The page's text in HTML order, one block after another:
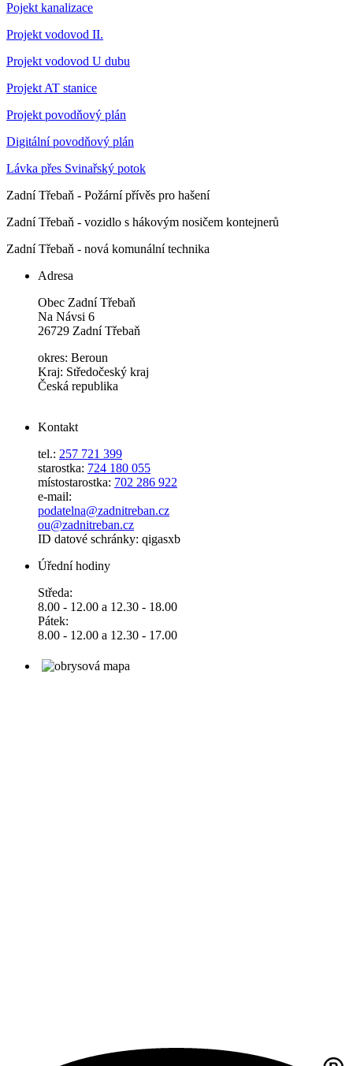
Pojekt kanalizace
Projekt vodovod II.
Projekt vodovod U dubu
Projekt AT stanice
Projekt povodňový plán
Digitální povodňový plán
Lávka přes Svinařský potok
Zadní Třebaň - Požární přívěs pro hašení
Zadní Třebaň - vozidlo s hákovým nosičem kontejnerů
Zadní Třebaň - nová komunální technika
Adresa
Obec Zadní Třebaň
Na Návsi 6
26729 Zadní Třebaň
okres: Beroun
Kraj: Středočeský kraj
Česká republika
Kontakt
tel.: 257 721 399
starostka: 724 180 055
místostarostka: 702 286 922
e-mail:
podatelna@zadnitreban.cz
ou@zadnitreban.cz
ID datové schránky: qigasxb
Úřední hodiny
Středa:
8.00 - 12.00 a 12.30 - 18.00
Pátek:
8.00 - 12.00 a 12.30 - 17.00